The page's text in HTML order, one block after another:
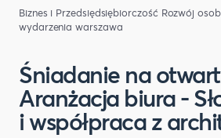
Biznes i Przedsiędsiębiorczość Rozwój
wydarzenia warszawa
Śniadanie na
Aranżacja biura -
i współpraca z